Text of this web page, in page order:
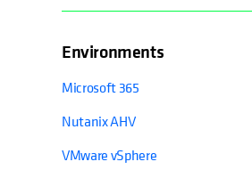
Environments
Microsoft 365
Nutanix AHV
VMware vSphere